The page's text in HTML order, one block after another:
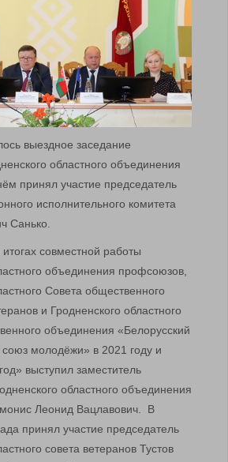
выездное заседание
областного объединения
принял участие председатель
исполнительного комитета
Санько.
совместной работы
объединения профсоюзов,
Совета общественного
и Гродненского областного
объединения «Белорусский
союз молодёжи» в 2021 году и
выступил заместитель
областного объединения
Леонид Вацлавович. В
принял участие председатель
совета ветеранов Тустов